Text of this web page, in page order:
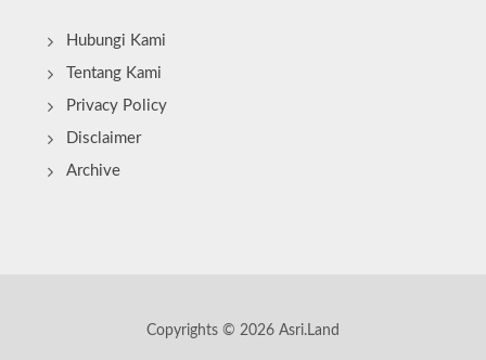
Hubungi Kami
Tentang Kami
Privacy Policy
Disclaimer
Archive
Copyrights © 2026 Asri.Land